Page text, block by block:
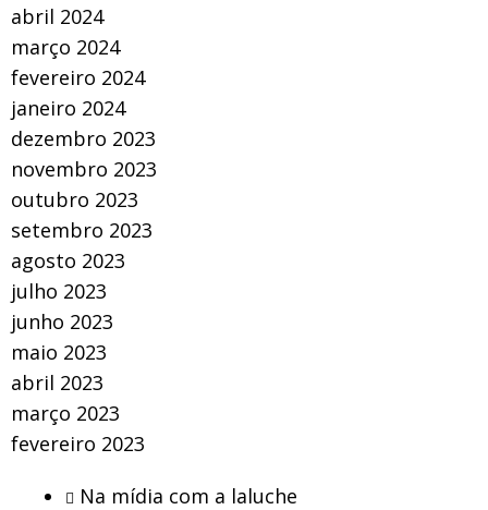
abril 2024
março 2024
fevereiro 2024
janeiro 2024
dezembro 2023
novembro 2023
outubro 2023
setembro 2023
agosto 2023
julho 2023
junho 2023
maio 2023
abril 2023
março 2023
fevereiro 2023
Na mídia com a laluche